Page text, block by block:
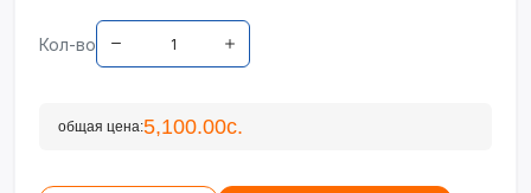
Кол-во
общая цена:5,100.00с.